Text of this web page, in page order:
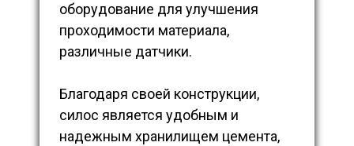
оборудование для улучшения
проходимости материала,
различные датчики.
Благодаря своей конструкции,
силос является удобным и
надежным хранилищем цемента,